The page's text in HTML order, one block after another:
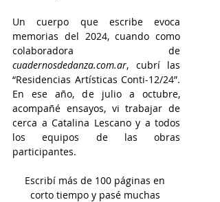
Un cuerpo que escribe evoca
memorias del 2024, cuando como
cuadernosdedanza.com.ar, cubrí las
“Residencias Artísticas Conti-12/24”.
En ese año, de julio a octubre,
acompañé ensayos, vi trabajar de
cerca a Catalina Lescano y a todos
los equipos de las obras
participantes.
Escribí más de 100 páginas en
corto tiempo y pasé muchas